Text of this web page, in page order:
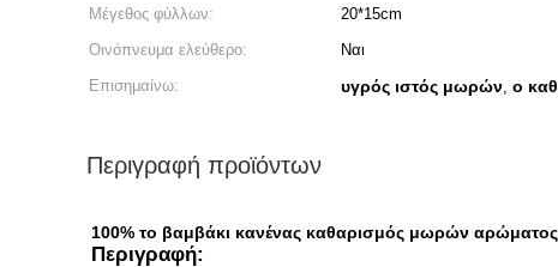
Μέγεθος φύλλων:
20*15cm
Οινόπνευμα ελεύθερο:
Ναι
Επισημαίνω:
υγρός ιστός μωρών, ο
Περιγραφή προϊόντων
100% το βαμβάκι κανένας καθαρισμός μωρών
Περιγραφή: